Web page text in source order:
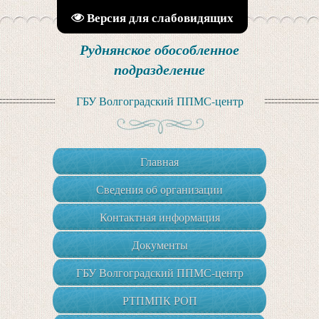
Версия для слабовидящих
Руднянское обособленное
подразделение
ГБУ Волгоградский ППМС-центр
Главная
Сведения об организации
Контактная информация
Документы
ГБУ Волгоградский ППМС-центр
РТПМПК РОП